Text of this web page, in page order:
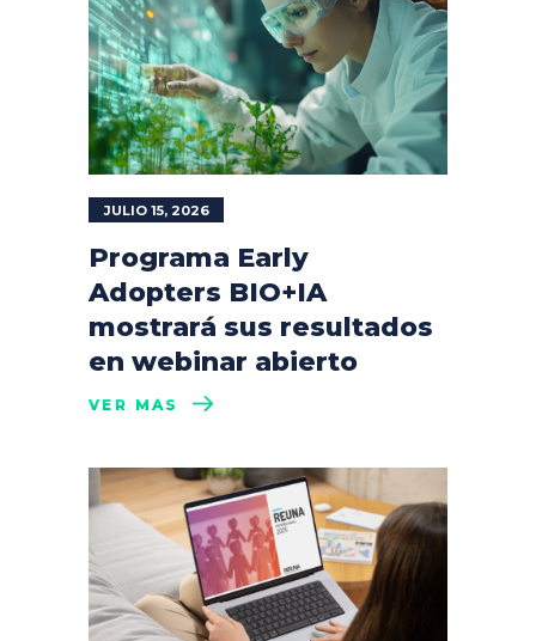
JULIO 15, 2026
Programa Early
Adopters BIO+IA
mostrará sus resultados
en webinar abierto
VER MÁS